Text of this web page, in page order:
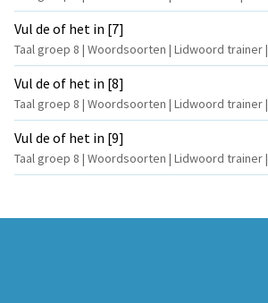
Vul de of het in [7]
Taal groep 8 | Woordsoorten | Lidwoord trainer
Vul de of het in [8]
Taal groep 8 | Woordsoorten | Lidwoord trainer
Vul de of het in [9]
Taal groep 8 | Woordsoorten | Lidwoord trainer